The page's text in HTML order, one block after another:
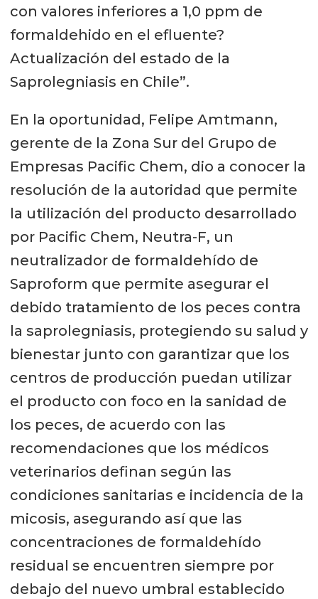
con valores inferiores a 1,0 ppm de
formaldehido en el efluente?
Actualización del estado de la
Saprolegniasis en Chile”.
En la oportunidad, Felipe Amtmann,
gerente de la Zona Sur del Grupo de
Empresas Pacific Chem, dio a conocer la
resolución de la autoridad que permite
la utilización del producto desarrollado
por Pacific Chem, Neutra-F, un
neutralizador de formaldehído de
Saproform que permite asegurar el
debido tratamiento de los peces contra
la saprolegniasis, protegiendo su salud y
bienestar junto con garantizar que los
centros de producción puedan utilizar
el producto con foco en la sanidad de
los peces, de acuerdo con las
recomendaciones que los médicos
veterinarios definan según las
condiciones sanitarias e incidencia de la
micosis, asegurando así que las
concentraciones de formaldehído
residual se encuentren siempre por
debajo del nuevo umbral establecido